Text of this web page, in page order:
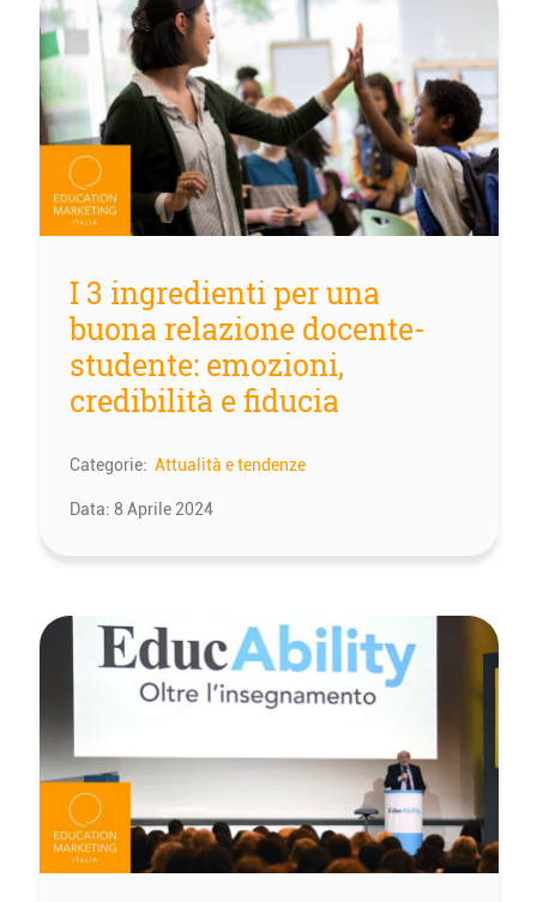
I 3 ingredienti per una
buona relazione docente-
studente: emozioni,
credibilità e fiducia
Categorie: Attualità e tendenze
Data: 8 Aprile 2024